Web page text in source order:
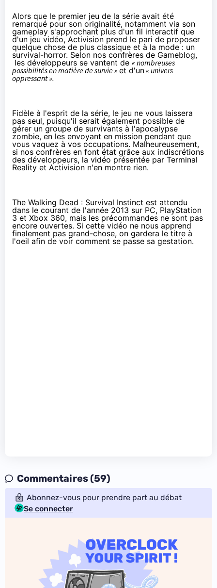
Alors que le premier jeu de la série avait été
remarqué pour son originalité, notamment via son
gameplay s'approchant plus d'un fil interactif que
d'un jeu vidéo, Activision prend le pari de proposer
quelque chose de plus classique et à la mode : un
survival-horror. Selon nos confrères de Gameblog,
les développeurs se vantent de « nombreuses
possibilités en matière de survie » et d'un« univers
oppressant ».
Fidèle à l'esprit de la série, le jeu ne vous laissera
pas seul, puisqu'il serait également possible de
gérer un groupe de survivants à l'apocalypse
zombie, en les envoyant en mission pendant que
vous vaquez à vos occupations. Malheureusement,
si nos confrères en font état grâce aux indiscrétions
des développeurs, la vidéo présentée par Terminal
Reality et Activision n'en montre rien.
The Walking Dead : Survival Instinct est attendu
dans le courant de l'année 2013 sur PC, PlayStation
3 et Xbox 360, mais les précommandes ne sont pas
encore ouvertes. Si cette vidéo ne nous apprend
finalement pas grand-chose, on gardera le titre à
l'oeil afin de voir comment se passe sa gestation.
Commentaires (59)
Abonnez-vous pour prendre part au débat
Se connecter